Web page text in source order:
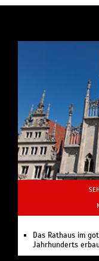
Das Rathaus im
Jahrhunderts